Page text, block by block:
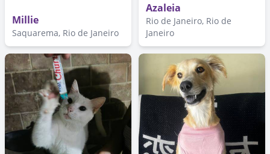
Millie
Saquarema, Rio de Janeiro
Azaleia
Rio de Janeiro, Rio de
Janeiro